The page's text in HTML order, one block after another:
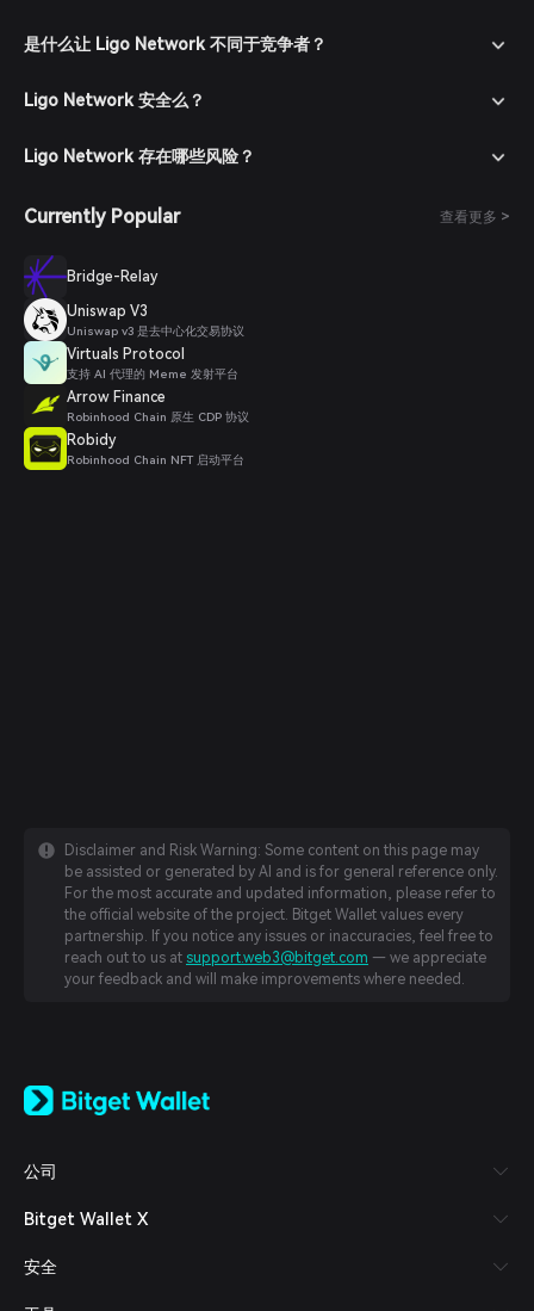
是什么让 Ligo Network 不同于竞争者？
Ligo Network 安全么？
Ligo Network 存在哪些风险？
Currently Popular 查看更多 >
Bridge-Relay
Uniswap V3
Uniswap v3 是去中心化交易协议
Virtuals Protocol
支持 AI 代理的 Meme 发射平台
Arrow Finance
Robinhood Chain 原生 CDP 协议
Robidy
Robinhood Chain NFT 启动平台
Disclaimer and Risk Warning: Some content on this page may
be assisted or generated by AI and is for general reference only.
For the most accurate and updated information, please refer to
the official website of the project. Bitget Wallet values every
partnership. If you notice any issues or inaccuracies, feel free to
reach out to us at support.web3@bitget.com — we appreciate
your feedback and will make improvements where needed.
日本語
Español (Latinoamérica)
Italiano
Deutsch
公司
Bitget Wallet X
安全